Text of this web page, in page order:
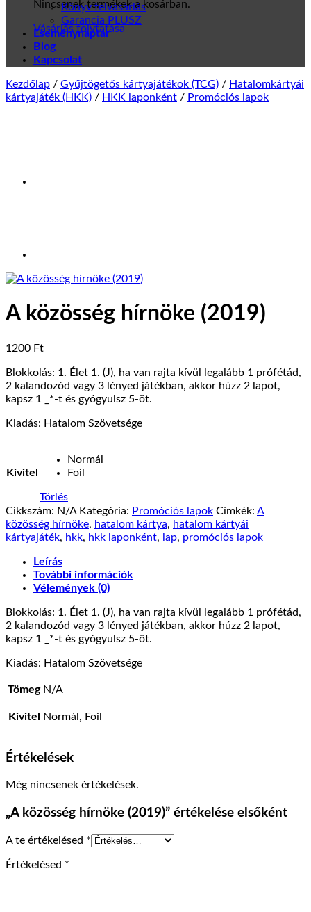
Nincsenek termékek a kosárban.
Vásárlás folytatása
Könyv felvásárlás
Garancia PLUSZ
Eseménynaptár
Blog
Kapcsolat
Kezdőlap / Gyűjtögetős kártyajátékok (TCG) / Hatalomkártyái
kártyajáték (HKK) / HKK laponként / Promóciós lapok
A közösség hírnöke (2019)
1200 Ft
Blokkolás: 1. Élet 1. (J), ha van rajta kívül legalább 1 prófétád,
2 kalandozód vagy 3 lényed játékban, akkor húzz 2 lapot,
kapsz 1 _*-t és gyógyulsz 5-öt.
Kiadás: Hatalom Szövetsége
Kivitel
Normál
Foil
Törlés
Cikkszám: N/A Kategória: Promóciós lapok Címkék: A
közösség hírnöke, hatalom kártya, hatalom kártyái
kártyajáték, hkk, hkk laponként, lap, promóciós lapok
Leírás
További információk
Vélemények (0)
Blokkolás: 1. Élet 1. (J), ha van rajta kívül legalább 1 prófétád,
2 kalandozód vagy 3 lényed játékban, akkor húzz 2 lapot,
kapsz 1 _*-t és gyógyulsz 5-öt.
Kiadás: Hatalom Szövetsége
Tömeg N/A
Kivitel Normál, Foil
Értékelések
Még nincsenek értékelések.
„A közösség hírnöke (2019)” értékelése elsőként
A te értékelésed *
Értékelésed *